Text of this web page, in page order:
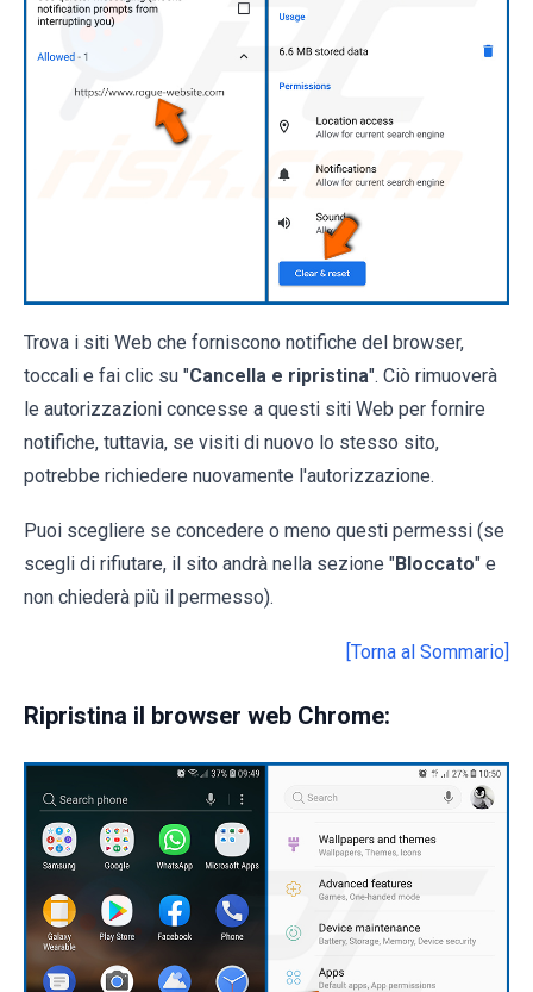
Trova i siti Web che forniscono notifiche del browser,
toccali e fai clic su "Cancella e ripristina". Ciò rimuoverà
le autorizzazioni concesse a questi siti Web per fornire
notifiche, tuttavia, se visiti di nuovo lo stesso sito,
potrebbe richiedere nuovamente l'autorizzazione.
Puoi scegliere se concedere o meno questi permessi (se
scegli di rifiutare, il sito andrà nella sezione "Bloccato" e
non chiederà più il permesso).
[Torna al Sommario]
Ripristina il browser web Chrome: